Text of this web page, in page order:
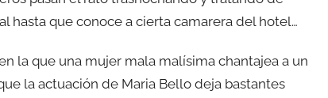
hasta que conoce a cierta camarera del hotel…
la que una mujer mala malísima chantajea a un
la actuación de Maria Bello deja bastantes